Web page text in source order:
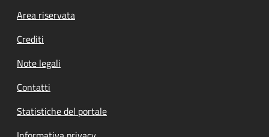
Footer menu
Area riservata
Crediti
Note legali
Contatti
Statistiche del portale